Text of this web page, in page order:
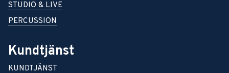
STUDIO & LIVE
PERCUSSION
Kundtjänst
KUNDTJÄNST